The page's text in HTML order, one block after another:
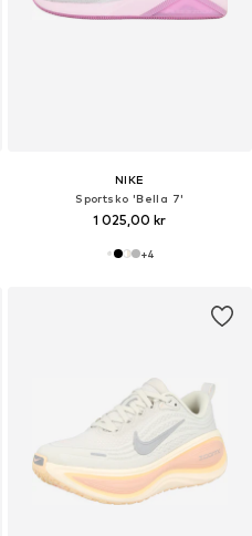
NIKE
Sportsko 'Bella 7'
1 025,00 kr
+4